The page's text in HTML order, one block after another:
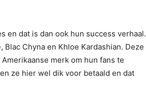
en dat is dan ook hun success verhaal.
Blac Chyna en Khloe Kardashian. Deze
merk om hun fans te
ze hier wel dik voor betaald en dat